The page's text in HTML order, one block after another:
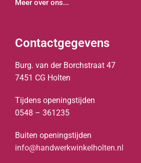
Meer over ons...
Contactgegevens
Burg. van der Borchstraat 47
7451 CG Holten
Tijdens openingstijden
0548 – 361235
Buiten openingstijden
info@handwerkwinkelholten.nl